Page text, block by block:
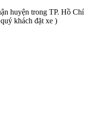
huyện trong TP. Hồ Chí
khách đặt xe )